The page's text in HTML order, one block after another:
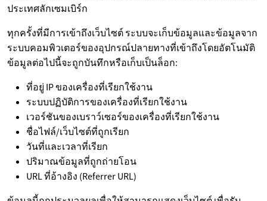
ประเทศลักเซมเบิร์ก
ทุกครั้งที่มีการเข้าถึงเว็บไซต์ ระบบจะเก็บข้อมูลและข้อมูลจาก
ระบบคอมพิวเตอร์ของอุปกรณ์ปลายทางที่เข้าถึงโดยอัตโนมัติ
ข้อมูลต่อไปนี้จะถูกบันทึกหรือเก็บเป็นล็อก:
ที่อยู่ IP ของเครื่องที่เรียกใช้งาน
ระบบปฏิบัติการของเครื่องที่เรียกใช้งาน
เวอร์ชันของเบราว์เซอร์ของเครื่องที่เรียกใช้งาน
ชื่อไฟล์/เว็บไซต์ที่ถูกเรียก
วันที่และเวลาที่เรียก
ปริมาณข้อมูลที่ถูกถ่ายโอน
URL ที่อ้างอิง (Referrer URL)